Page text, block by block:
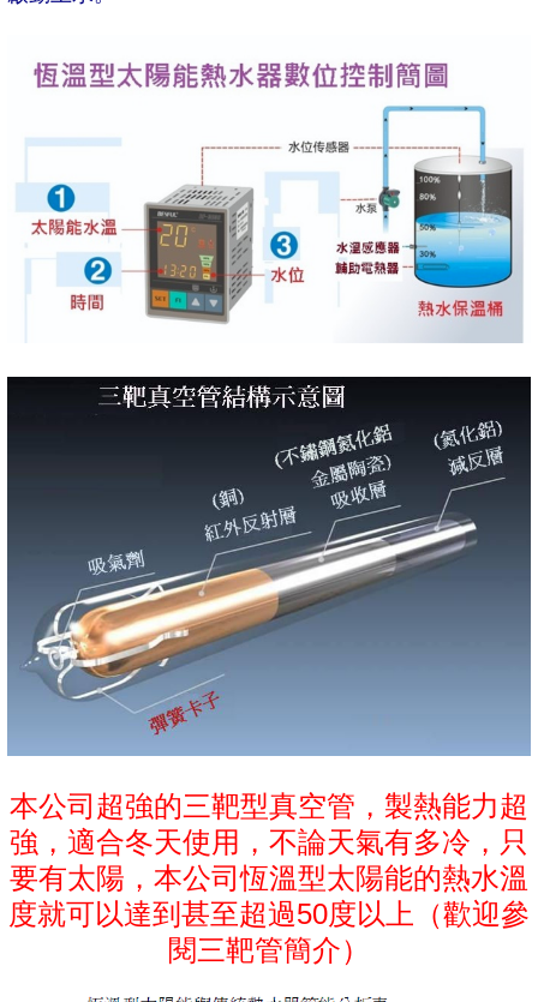
本公司超強的三靶型真空管，製熱能力超
強，適合冬天使用，不論天氣有多冷，只
要有太陽，本公司恆溫型太陽能的熱水溫
度就可以達到甚至超過50度以上（歡迎參
閱三靶管簡介）